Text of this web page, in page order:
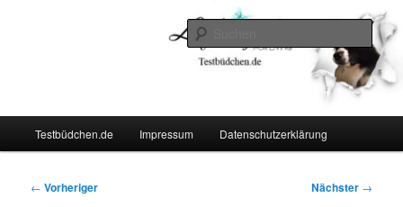
Testbüdchen.de Impressum Datenschutzerklärung
Beitragsnavigation
← Vorheriger Nächster →